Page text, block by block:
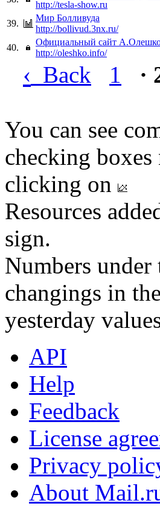
http://tesla-show.ru
39.
Мир Болливуда
http://bollivud.3nx.ru/
40.
Официальный сайт
http://oleshko.info/
‹ Back 1 ·
You can see
checking
clicking on
Resources
sign.
Numbers
changings in
yesterday
API
Help
Feedback
License
Privacy
About